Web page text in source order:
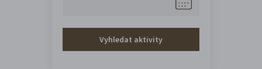
Vyhledat aktivity